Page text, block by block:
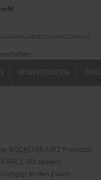
enthalten
ROCKSTER AIR 2 Protector
AIR 2. Mit seinem
schützt er den Event-